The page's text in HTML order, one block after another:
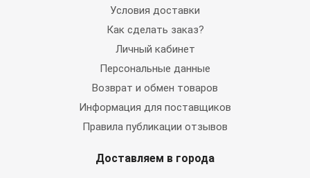
Условия доставки
Как сделать заказ?
Личный кабинет
Персональные данные
Возврат и обмен товаров
Информация для поставщиков
Правила публикации отзывов
Доставляем в города